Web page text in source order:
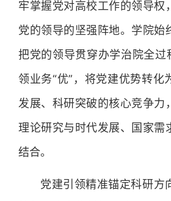
牢掌握党对高校工作的领导权
党的领导的坚强阵地。学院始
把党的领导贯穿办学治院全过
领业务“优”，将党建优势转化
发展、科研突破的核心竞争力
理论研究与时代发展、国家需
结合。
党建引领精准锚定科研方